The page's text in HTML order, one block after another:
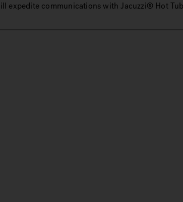
expedite communications with Jacuzzi® Hot